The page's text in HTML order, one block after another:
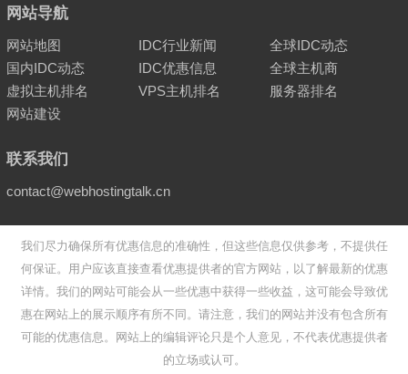
网站导航
网站地图 IDC行业新闻
全球IDC动态
国内IDC动态
IDC优惠信息
全球主机商
虚拟主机排名
VPS主机排名
服务器排名
网站建设
联系我们
contact@webhostingtalk.cn
我们尽力确保所有优惠信息的准确性，但这些信息仅供参考，不提供任
何保证。用户应该直接查看优惠提供者的官方网站，以了解最新的优惠
详情。我们的网站可能会从一些优惠中获得一些收益，这可能会导致优
惠在网站上的展示顺序有所不同。请注意，我们的网站并没有包含所有
可能的优惠信息。网站上的编辑评论只是个人意见，不代表优惠提供者
的立场或认可。